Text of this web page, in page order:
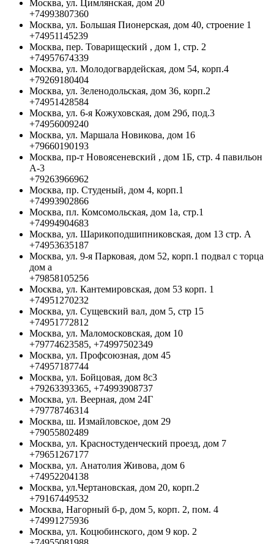
Москва, ул. Цимлянская, дом 20
+74993807360
Москва, ул. Большая Пионерская, дом 40, строение 1
+74951145239
Москва, пер. Товарищеский , дом 1, стр. 2
+74957674339
Москва, ул. Молодогвардейская, дом 54, корп.4
+79269180404
Москва, ул. Зеленодольская, дом 36, корп.2
+74951428584
Москва, ул. 6-я Кожуховская, дом 29б, под.3
+74956009240
Москва, ул. Маршала Новикова, дом 16
+79660190193
Москва, пр-т Новоясеневский , дом 1Б, стр. 4 павильон
А-3
+79263966962
Москва, пр. Студеный, дом 4, корп.1
+74993902866
Москва, пл. Комсомольская, дом 1а, стр.1
+74994904683
Москва, ул. Шарикоподшипниковская, дом 13 стр. А
+74953635187
Москва, ул. 9-я Парковая, дом 52, корп.1 подвал с торца
дом а
+79858105256
Москва, ул. Кантемировская, дом 53 корп. 1
+74951270232
Москва, ул. Сущевский вал, дом 5, стр 15
+74951772812
Москва, ул. Маломосковская, дом 10
+79774623585, +74997502349
Москва, ул. Профсоюзная, дом 45
+74957187744
Москва, ул. Бойцовая, дом 8с3
+79263393365, +74993908737
Москва, ул. Веерная, дом 24Г
+79778746314
Москва, ш. Измайловское, дом 29
+79055802489
Москва, ул. Красностуденческий проезд, дом 7
+79651267177
Москва, ул. Анатолия Живова, дом 6
+74952204138
Москва, ул.Чертановская, дом 20, корп.2
+79167449532
Москва, Нагорный б-р, дом 5, корп. 2, пом. 4
+74991275936
Москва, ул. Коцюбинского, дом 9 кор. 2